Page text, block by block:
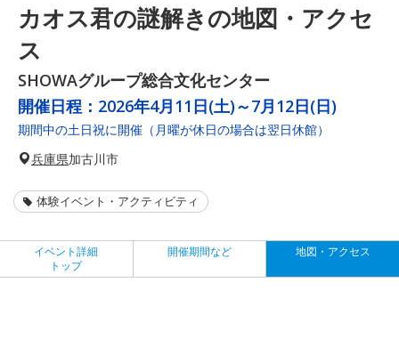
カオス君の謎解きの地図・アクセ
ス
SHOWAグループ総合文化センター
開催日程： 2026年4月11日(土)～7月12日(日)
期間中の土日祝に開催（月曜が休日の場合は翌日休館）
兵庫県加古川市
体験イベント・アクティビティ
イベント詳細
トップ
開催期間など 地図・アクセス